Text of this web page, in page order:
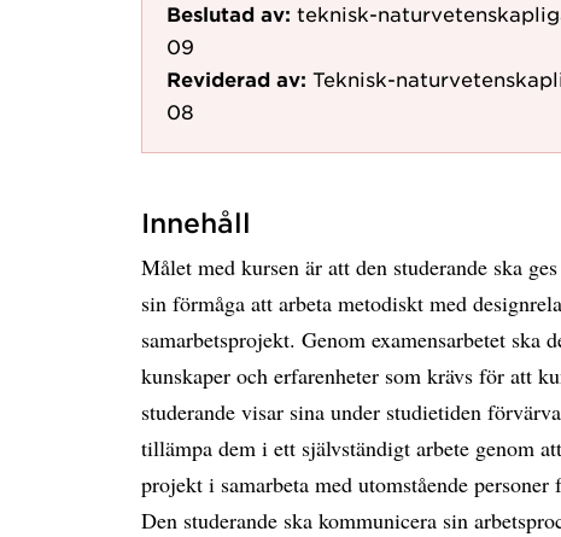
Beslutad av: teknisk-
09
Reviderad av: Teknisk-
08
Innehåll
Målet med kursen är att den studerande ska
sin förmåga att arbeta metodiskt med
samarbetsprojekt. Genom examensarbetet ska
kunskaper och erfarenheter som krävs för att
studerande visar sina under studietiden
tillämpa dem i ett självständigt arbete genom
projekt i samarbeta med utomstående
Den studerande ska kommunicera sin